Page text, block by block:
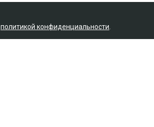
политикой конфиденциальности